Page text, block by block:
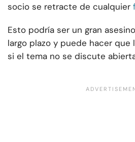
socio se retracte de cualquier
Esto podría ser un gran
largo plazo y puede hacer que
si el tema no se discute